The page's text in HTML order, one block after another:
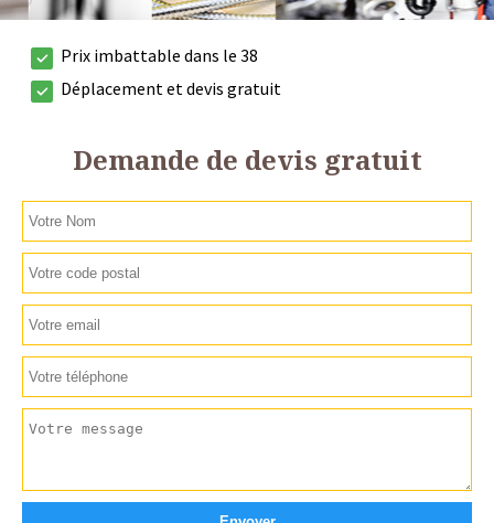
Prix imbattable dans le 38
Déplacement et devis gratuit
Demande de devis gratuit